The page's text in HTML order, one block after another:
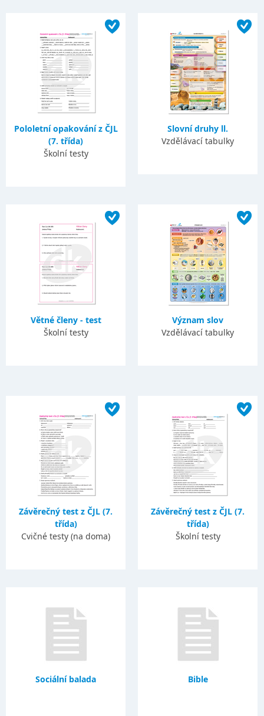
Pololetní opakování z ČJL
(7. třída)
Školní testy
Slovní druhy ll.
Vzdělávací tabulky
Větné členy - test
Školní testy
Význam slov
Vzdělávací tabulky
Závěrečný test z ČJL (7.
třída)
Cvičné testy (na doma)
Závěrečný test z ČJL (7.
třída)
Školní testy
Sociální balada Bible